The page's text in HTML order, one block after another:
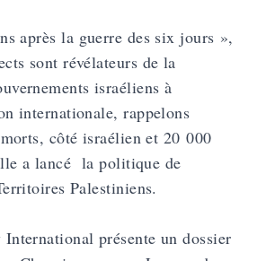
après la guerre des six jours »,
sont révélateurs de la
israéliens à
internationale, rappelons
côté israélien et 20 000
a lancé la politique de
Palestiniens.
présente un dossier